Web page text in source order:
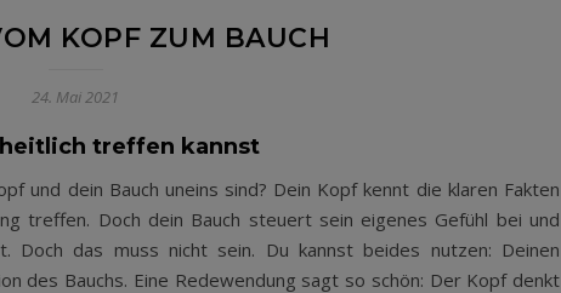
KOPF ZUM BAUCH
24. Mai 2021
treffen kannst
und dein Bauch uneins sind? Dein Kopf kennt die klaren Fakten
treffen. Doch dein Bauch steuert sein eigenes Gefühl bei und
Doch das muss nicht sein. Du kannst beides nutzen: Deinen
des Bauchs. Eine Redewendung sagt so schön: Der Kopf denkt